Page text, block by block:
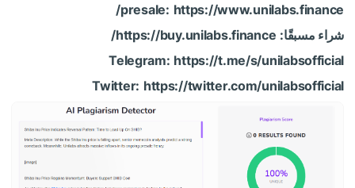
presale: https://www.unilabs.finance/
شراء مسبقًا: https://buy.unilabs.finance/
Telegram: https://t.me/s/unilabsofficial
Twitter: https://twitter.com/unilabsofficial